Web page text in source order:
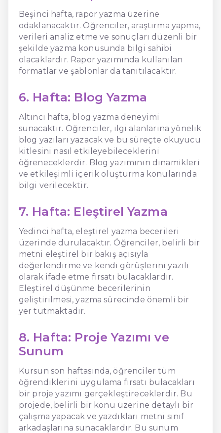
Beşinci hafta, rapor yazma üzerine
odaklanacaktır. Öğrenciler, araştırma yapma,
verileri analiz etme ve sonuçları düzenli bir
şekilde yazma konusunda bilgi sahibi
olacaklardır. Rapor yazımında kullanılan
formatlar ve şablonlar da tanıtılacaktır.
6. Hafta: Blog Yazma
Altıncı hafta, blog yazma deneyimi
sunacaktır. Öğrenciler, ilgi alanlarına yönelik
blog yazıları yazacak ve bu süreçte okuyucu
kitlesini nasıl etkileyebileceklerini
öğreneceklerdir. Blog yazımının dinamikleri
ve etkileşimli içerik oluşturma konularında
bilgi verilecektir.
7. Hafta: Eleştirel Yazma
Yedinci hafta, eleştirel yazma becerileri
üzerinde durulacaktır. Öğrenciler, belirli bir
metni eleştirel bir bakış açısıyla
değerlendirme ve kendi görüşlerini yazılı
olarak ifade etme fırsatı bulacaklardır.
Eleştirel düşünme becerilerinin
geliştirilmesi, yazma sürecinde önemli bir
yer tutmaktadır.
8. Hafta: Proje Yazımı ve
Sunum
Kursun son haftasında, öğrenciler tüm
öğrendiklerini uygulama fırsatı bulacakları
bir proje yazımı gerçekleştireceklerdir. Bu
projede, belirli bir konu üzerine detaylı bir
çalışma yapacak ve yazdıkları metni sınıf
arkadaşlarına sunacaklardır. Bu sunum